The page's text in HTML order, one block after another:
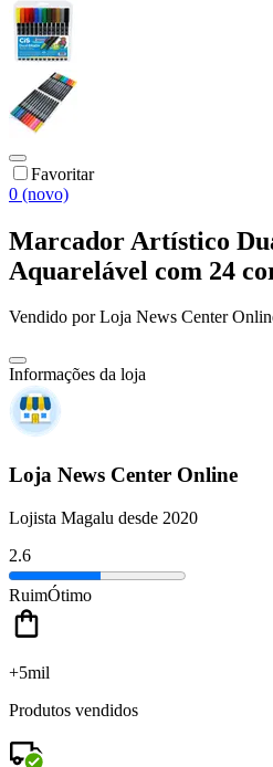
Favoritar
0 (novo)
Marcador Artístico
Aquarelável com 24
Vendido porLoja News Center
Informações da loja
Loja News Center Online
Lojista Magalu desde 2020
2.6
RuimÓtimo
+5mil
Produtos vendidos